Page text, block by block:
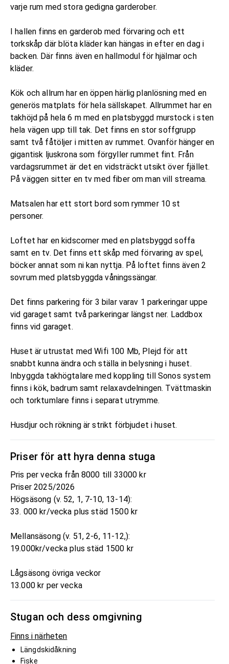
varje rum med stora gedigna garderober.
I hallen finns en garderob med förvaring och ett
torkskåp där blöta kläder kan hängas in efter en dag i
backen. Där finns även en hallmodul för hjälmar och
kläder.
Kök och allrum har en öppen härlig planlösning med en
generös matplats för hela sällskapet. Allrummet har en
takhöjd på hela 6 m med en platsbyggd murstock i sten
hela vägen upp till tak. Det finns en stor soffgrupp
samt två fåtöljer i mitten av rummet. Ovanför hänger en
gigantisk ljuskrona som förgyller rummet fint. Från
vardagsrummet är det en vidsträckt utsikt över fjället.
På väggen sitter en tv med fiber om man vill streama.
Matsalen har ett stort bord som rymmer 10 st
personer.
Loftet har en kidscorner med en platsbyggd soffa
samt en tv. Det finns ett skåp med förvaring av spel,
böcker annat som ni kan nyttja. På loftet finns även 2
sovrum med platsbyggda våningssängar.
Det finns parkering för 3 bilar varav 1 parkeringar uppe
vid garaget samt två parkeringar längst ner. Laddbox
finns vid garaget.
Huset är utrustat med Wifi 100 Mb, Plejd för att
snabbt kunna ändra och ställa in belysning i huset.
Inbyggda takhögtalare med koppling till Sonos system
finns i kök, badrum samt relaxavdelningen. Tvättmaskin
och torktumlare finns i separat utrymme.
Husdjur och rökning är strikt förbjudet i huset.
Priser för att hyra denna stuga
Pris per vecka från 8000 till 33000 kr
Priser 2025/2026
Högsäsong (v. 52, 1, 7-10, 13-14):
33. 000 kr/vecka plus städ 1500 kr
Mellansäsong (v. 51, 2-6, 11-12,):
19.000kr/vecka plus städ 1500 kr
Lågsäsong övriga veckor
13.000 kr per vecka
Stugan och dess omgivning
Finns i närheten
Längdskidåkning
Fiske